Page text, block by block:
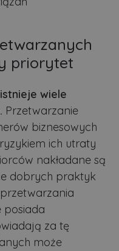
priorytet
wiele
Przetwarzanie
biznesowych
ich utraty
nakładane są
dobrych praktyk
posiada
za tę
może